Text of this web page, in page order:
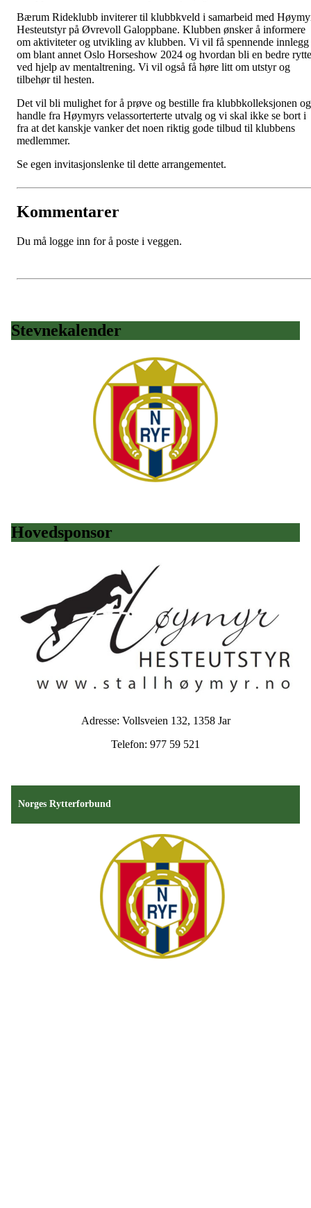
Bærum Rideklubb inviterer til klubbkveld i samarbeid med
Hesteutstyr på Øvrevoll Galoppbane. Klubben ønsker å informere
om aktiviteter og utvikling av klubben. Vi vil få spennende innlegg
om blant annet Oslo Horseshow 2024 og hvordan bli en bedre
ved hjelp av mentaltrening. Vi vil også få høre litt om utstyr og
tilbehør til hesten.
Det vil bli mulighet for å prøve og bestille fra klubbkolleksjonen og
handle fra Høymyrs velassorterterte utvalg og vi skal ikke se bort i
fra at det kanskje vanker det noen riktig gode tilbud til klubbens
medlemmer.
Se egen invitasjonslenke til dette arrangementet.
Kommentarer
Du må logge inn for å poste i veggen.
Stevnekalender
Hovedsponsor
Adresse: Vollsveien 132, 1358 Jar
Telefon: 977 59 521
Norges Rytterforbund